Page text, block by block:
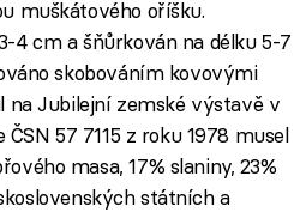
muškátového oříšku.
4 cm a šňůrkován na délku 5-7
skobováním kovovými
na Jubilejní zemské výstavě v
57 7115 z roku 1978 musel
masa, 17% slaniny, 23%
státních a